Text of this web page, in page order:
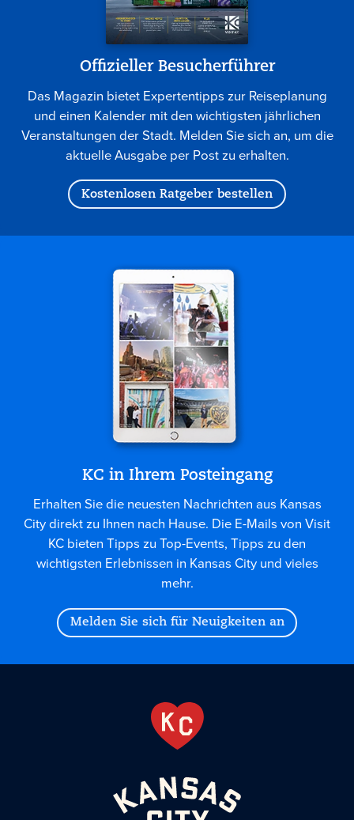
Offizieller Besucherführer
Das Magazin bietet Expertentipps zur Reiseplanung
und einen Kalender mit den wichtigsten jährlichen
Veranstaltungen der Stadt. Melden Sie sich an, um die
aktuelle Ausgabe per Post zu erhalten.
Kostenlosen Ratgeber bestellen
KC in Ihrem Posteingang
Erhalten Sie die neuesten Nachrichten aus Kansas
City direkt zu Ihnen nach Hause. Die E-Mails von Visit
KC bieten Tipps zu Top-Events, Tipps zu den
wichtigsten Erlebnissen in Kansas City und vieles
mehr.
Melden Sie sich für Neuigkeiten an